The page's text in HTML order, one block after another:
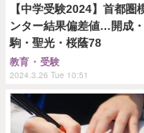
【中学受験2024】首都圏
ンター結果偏差値…開成
駒・聖光・桜蔭78
教育・受験
2024.3.26 Tue 10:51